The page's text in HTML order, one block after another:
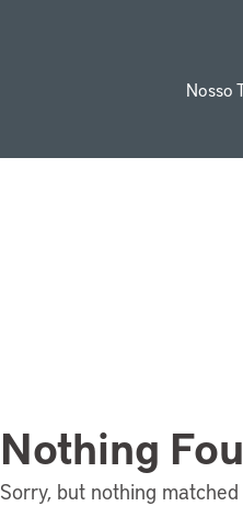
Nosso
Nothing
Sorry, but nothing